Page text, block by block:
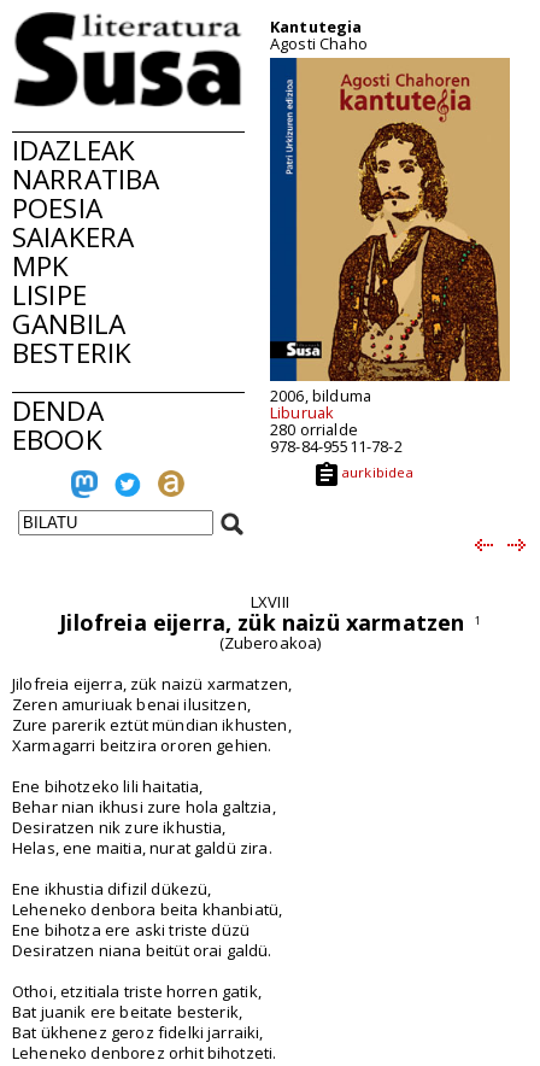
IDAZLEAK
NARRATIBA
POESIA
SAIAKERA
MPK
LISIPE
GANBILA
BESTERIK
DENDA
EBOOK
Kantutegia
Agosti Chaho
2006, bilduma
Liburuak
280 orrialde
978-84-95511-78-2
aurkibidea
LXVIII
Jilofreia eijerra, zük naizü xarmatzen 1
(Zuberoakoa)
Jilofreia eijerra, zük naizü xarmatzen,
Zeren amuriuak benai ilusitzen,
Zure parerik eztüt mündian ikhusten,
Xarmagarri beitzira ororen gehien.
Ene bihotzeko lili haitatia,
Behar nian ikhusi zure hola galtzia,
Desiratzen nik zure ikhustia,
Helas, ene maitia, nurat galdü zira.
Ene ikhustia difizil dükezü,
Leheneko denbora beita khanbiatü,
Ene bihotza ere aski triste düzü
Desiratzen niana beitüt orai galdü.
Othoi, etzitiala triste horren gatik,
Bat juanik ere beitate besterik,
Bat ükhenez geroz fidelki jarraiki,
Leheneko denborez orhit bihotzeti.